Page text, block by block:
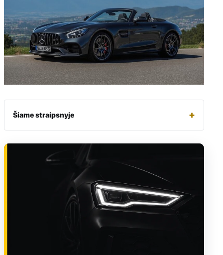
Šiame straipsnyje +